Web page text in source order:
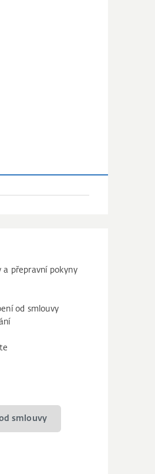
a přepravní pokyny
od smlouvy
smlouvy